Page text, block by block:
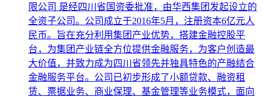
限公司 是经四川省国资委批准，由华西集团发起设立的
全资子公司。公司成立于2016年5月，注册资本6亿元人
民币。旨在充分利用集团产业优势，搭建金融控股平
台，为集团产业链全方位提供金融服务，为客户创造最
大价值，并致力成为四川省领先并独具特色的产融结合
金融服务平台。公司已初步形成了小额贷款、融资租
赁、票据业务、商业保理、基金管理等业务模式，面向